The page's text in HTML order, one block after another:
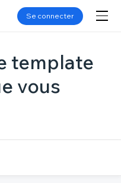
Se connecter
template
vous